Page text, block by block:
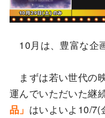
10月は、豊富な企
まずは若い世代の
運んでいただいた継
品」 はいよいよ10/7(